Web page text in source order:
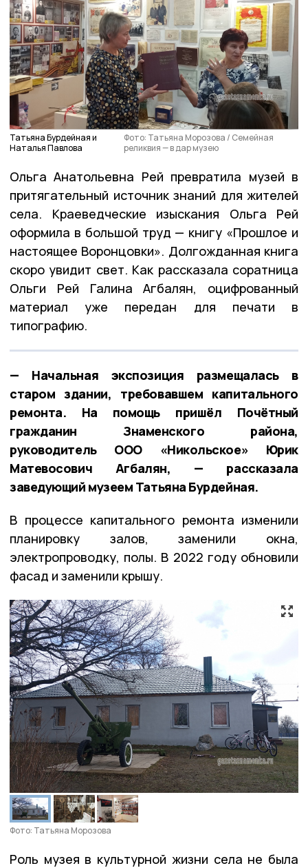
Татьяна Бурдейная и
Наталья Павлова
Фото: Татьяна Морозова / Семейная
реликвия — в дар музею
Ольга Анатольевна Рей превратила музей в
притягательный источник знаний для жителей
села. Краеведческие изыскания Ольга Рей
оформила в большой труд — книгу «Прошлое и
настоящее Воронцовки». Долгожданная книга
скоро увидит свет. Как рассказала соратница
Ольги Рей Галина Агбалян, оцифрованный
материал уже передан для печати в
типографию.
— Начальная экспозиция размещалась в
старом здании, требовавшем капитального
ремонта. На помощь пришёл Почётный
гражданин Знаменского района,
руководитель ООО «Никольское» Юрик
Матевосович Агбалян, — рассказала
заведующий музеем Татьяна Бурдейная.
В процессе капитального ремонта изменили
планировку залов, заменили окна,
электропроводку, полы. В 2022 году обновили
фасад и заменили крышу.
Фото: Татьяна Морозова
Роль музея в культурной жизни села не была